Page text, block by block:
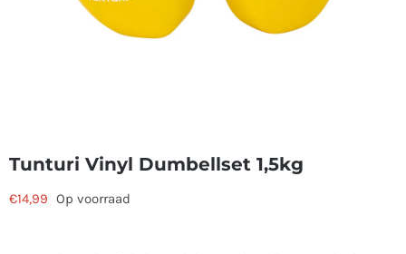
Tunturi Vinyl Dumbellset 1,5kg
€14,99 Op voorraad